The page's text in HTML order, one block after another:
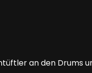
an den Drums